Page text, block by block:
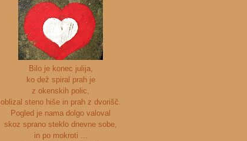
Bilo je konec julija,
ko dež spiral prah je
z okenskih polic,
oblizal steno hiše in prah z dvorišč.
Pogled je nama dolgo valoval
skoz sprano steklo dnevne sobe,
in po mokroti ...